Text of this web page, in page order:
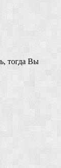
тогда Вы